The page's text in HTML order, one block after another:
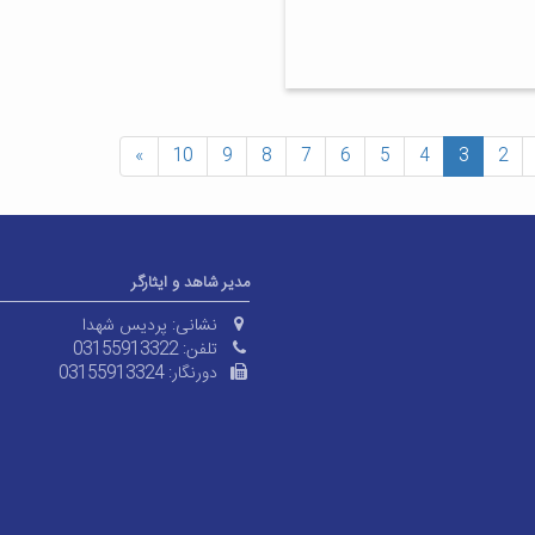
2
3
4
5
6
7
8
9
10
»
مدیر شاهد و ایثارگر
نشانی: پردیس شهدا
تلفن:03155913322
دورنگار:03155913324